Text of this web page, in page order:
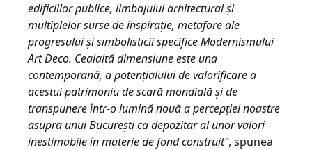
edificiilor publice, limbajului arhitectural și
multiplelor surse de inspirație, metafore ale
progresului și simbolisticii specifice Modernismului
Art Deco. Cealaltă dimensiune este una
contemporană, a potențialului de valorificare a
acestui patrimoniu de scară mondială și de
transpunere într-o lumină nouă a percepției noastre
asupra unui București ca depozitar al unor valori
inestimabile în materie de fond construit”, spunea